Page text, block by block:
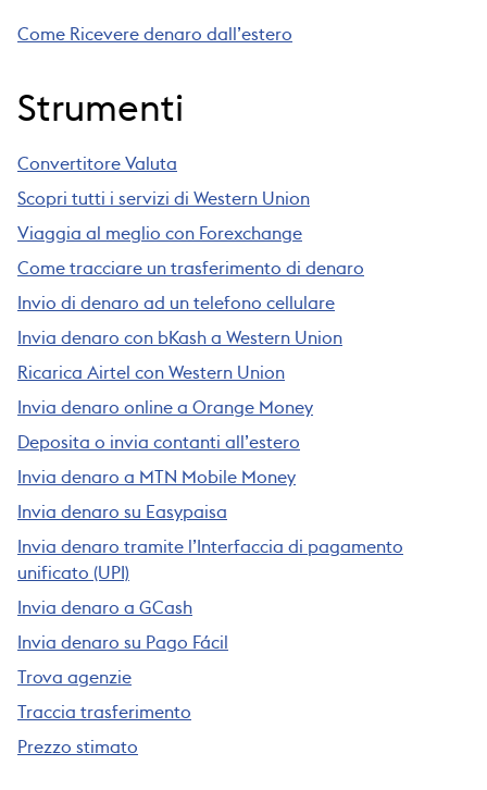
Come Ricevere denaro dall’estero
Strumenti
Convertitore Valuta
Scopri tutti i servizi di Western Union
Viaggia al meglio con Forexchange
Come tracciare un trasferimento di denaro
Invio di denaro ad un telefono cellulare
Invia denaro con bKash a Western Union
Ricarica Airtel con Western Union
Invia denaro online a Orange Money
Deposita o invia contanti all’estero
Invia denaro a MTN Mobile Money
Invia denaro su Easypaisa
Invia denaro tramite l’Interfaccia di pagamento
unificato (UPI)
Invia denaro a GCash
Invia denaro su Pago Fácil
Trova agenzie
Traccia trasferimento
Prezzo stimato